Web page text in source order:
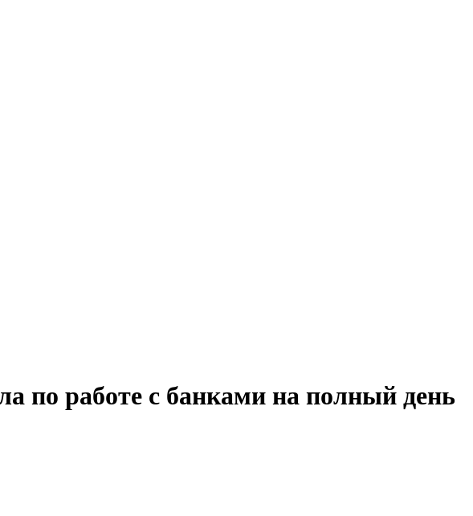
по работе с банками на полный день